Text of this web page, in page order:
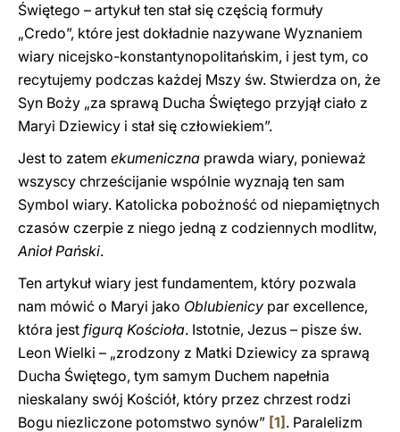
Świętego – artykuł ten stał się częścią formuły
„Credo”, które jest dokładnie nazywane Wyznaniem
wiary nicejsko-konstantynopolitańskim, i jest tym, co
recytujemy podczas każdej Mszy św. Stwierdza on, że
Syn Boży „za sprawą Ducha Świętego przyjął ciało z
Maryi Dziewicy i stał się człowiekiem”.
Jest to zatem ekumeniczna prawda wiary, ponieważ
wszyscy chrześcijanie wspólnie wyznają ten sam
Symbol wiary. Katolicka pobożność od niepamiętnych
czasów czerpie z niego jedną z codziennych modlitw,
Anioł Pański.
Ten artykuł wiary jest fundamentem, który pozwala
nam mówić o Maryi jako Oblubienicy par excellence,
która jest figurą Kościoła. Istotnie, Jezus – pisze św.
Leon Wielki – „zrodzony z Matki Dziewicy za sprawą
Ducha Świętego, tym samym Duchem napełnia
nieskalany swój Kościół, który przez chrzest rodzi
Bogu niezliczone potomstwo synów” [1] . Paralelizm